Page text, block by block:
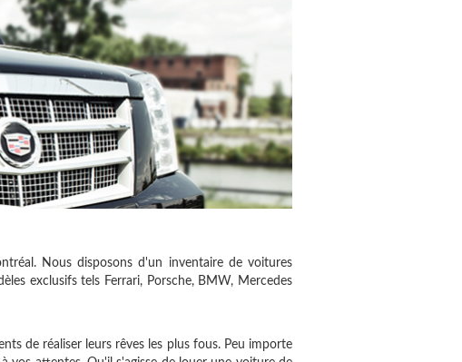
Nous disposons d'un inventaire de voitures
exclusifs tels Ferrari, Porsche, BMW, Mercedes
de réaliser leurs rêves les plus fous. Peu importe